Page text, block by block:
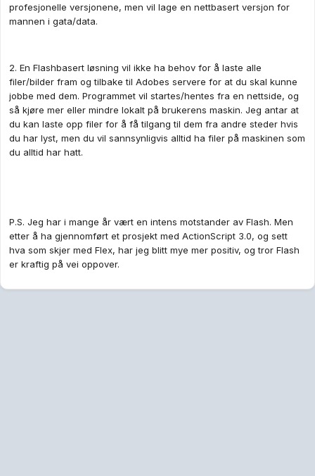
profesjonelle versjonene, men vil lage en nettbasert versjon for
mannen i gata/data.
2. En Flashbasert løsning vil ikke ha behov for å laste alle
filer/bilder fram og tilbake til Adobes servere for at du skal kunne
jobbe med dem. Programmet vil startes/hentes fra en nettside, og
så kjøre mer eller mindre lokalt på brukerens maskin. Jeg antar at
du kan laste opp filer for å få tilgang til dem fra andre steder hvis
du har lyst, men du vil sannsynligvis alltid ha filer på maskinen som
du alltid har hatt.
P.S. Jeg har i mange år vært en intens motstander av Flash. Men
etter å ha gjennomført et prosjekt med ActionScript 3.0, og sett
hva som skjer med Flex, har jeg blitt mye mer positiv, og tror Flash
er kraftig på vei oppover.